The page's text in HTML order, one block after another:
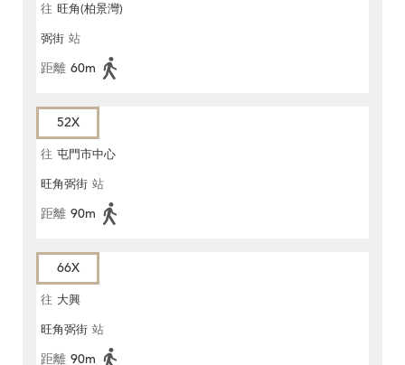
往 旺角(柏景灣)
弼街 站
距離 60m
52X
往 屯門市中心
旺角弼街 站
距離 90m
66X
往 大興
旺角弼街 站
距離 90m